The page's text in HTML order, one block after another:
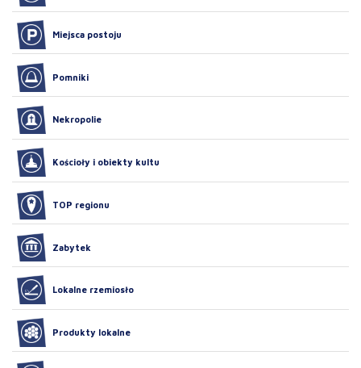
Miejsca postoju
Pomniki
Nekropolie
Kościoły i obiekty kultu
TOP regionu
Zabytek
Lokalne rzemiosło
Produkty lokalne